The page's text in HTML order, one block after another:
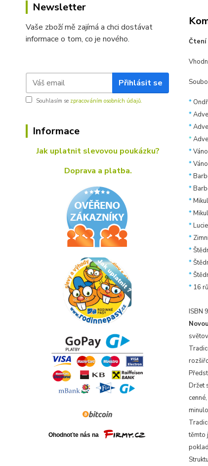
Newsletter
Vaše zboží mě zajímá a chci dostávat
informace o tom, co je nového.
Přihlásit se
Souhlasím se zpracováním osobních údajů.
Informace
Jak uplatnit slevovou poukázku?
Doprava a platba.
Čtení
*
*
*
*
*
*
*
*
*
*
*
*
*
*
*
*16
ISBN
Držet
těmto